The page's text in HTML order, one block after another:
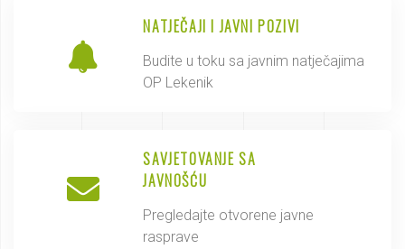
NATJEČAJI I JAVNI POZIVI
Budite u toku sa javnim natječajima
OP Lekenik
SAVJETOVANJE SA
JAVNOŠĆU
Pregledajte otvorene javne
rasprave